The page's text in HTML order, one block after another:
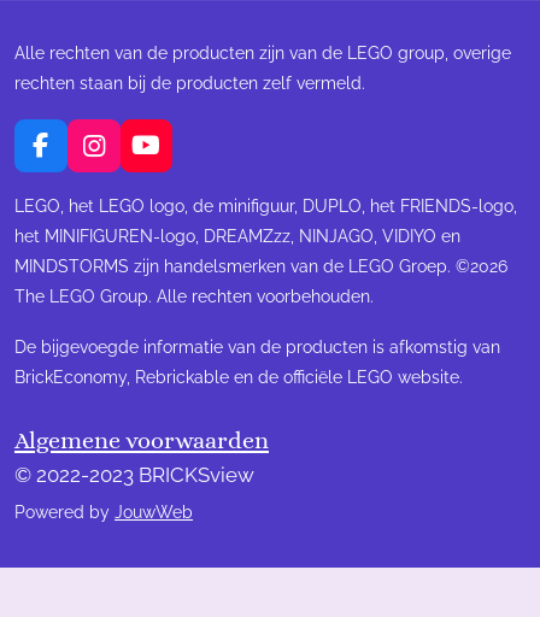
Alle rechten van de producten zijn van de LEGO group, overige
rechten staan bij de producten zelf vermeld.
F
a
c
e
o
o
I
n
s
t
g
r
m
Y
o
u
T
u
b
e
LEGO, het LEGO logo, de minifiguur, DUPLO, het FRIENDS-logo,
het MINIFIGUREN-logo, DREAMZzz, NINJAGO, VIDIYO en
MINDSTORMS zijn handelsmerken van de LEGO Groep. ©2026
The LEGO Group. Alle rechten voorbehouden.
De bijgevoegde informatie van de producten is afkomstig van
BrickEconomy, Rebrickable en de officiële LEGO website.
Algemene voorwaarden
© 2022-2023 BRICKSview
Powered by JouwWeb